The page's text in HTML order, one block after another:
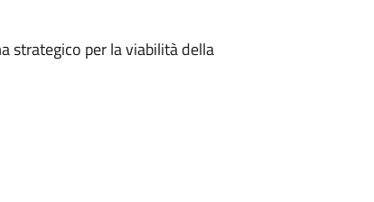
strategico per la viabilità della